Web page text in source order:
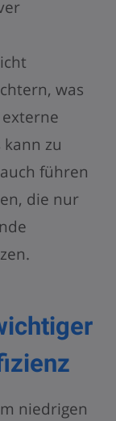
was
zu
führen
die nur
niedrigen